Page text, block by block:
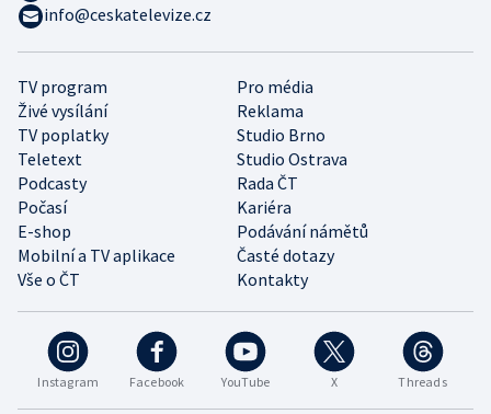
Instagram Facebook YouTube X Threads
TV program
Pro média
Živé vysílání
Reklama
TV poplatky
Studio Brno
Teletext
Studio Ostrava
Podcasty
Rada ČT
Počasí
Kariéra
E-shop
Podávání námětů
Mobilní a TV aplikace
Časté dotazy
Vše o ČT
Kontakty
info@ceskatelevize.cz